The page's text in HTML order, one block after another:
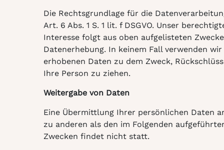
Die Rechtsgrundlage für die
Art. 6 Abs. 1 S. 1 lit. f DSGVO. Unser
Interesse folgt aus oben aufgelisteten
Datenerhebung. In keinem Fall verwenden wir
erhobenen Daten zu dem Zweck,
Ihre Person zu ziehen.
Weitergabe von Daten
Eine Übermittlung Ihrer persönlichen Daten
zu anderen als den im Folgenden
Zwecken findet nicht statt.